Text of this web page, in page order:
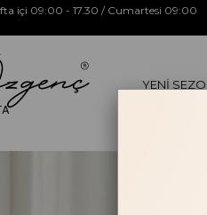
içi 09:00 - 17.30 / Cumartesi 09:00
YENİ